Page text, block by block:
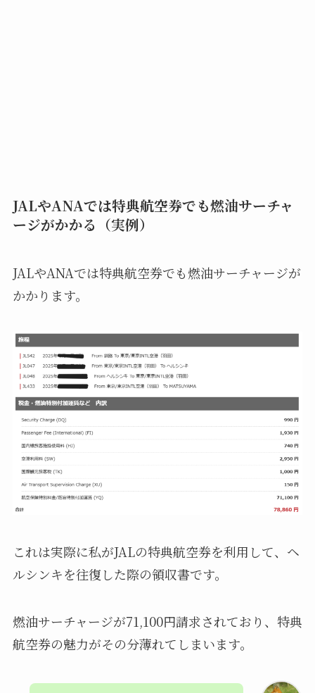
JALやANAでは特典航空券でも燃油サーチャ
ージがかかる（実例）
JALやANAでは特典航空券でも燃油サーチャージが
かかります。
これは実際に私がJALの特典航空券を利用して、ヘ
ルシンキを往復した際の領収書です。
燃油サーチャージが71,100円請求されており、特典
航空券の魅力がその分薄れてしまいます。